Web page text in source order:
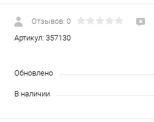
Отзывов: 0
Артикул: 357130
Обновлено
В наличии